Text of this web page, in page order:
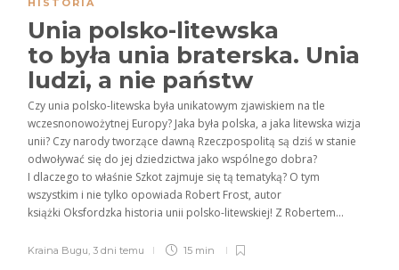
HISTORIA
Unia polsko-litewska
to była unia braterska. Unia
ludzi, a nie państw
Czy unia polsko-litewska była unikatowym zjawiskiem na tle
wczesnonowożytnej Europy? Jaka była polska, a jaka litewska wizja
unii? Czy narody tworzące dawną Rzeczpospolitą są dziś w stanie
odwoływać się do jej dziedzictwa jako wspólnego dobra?
I dlaczego to właśnie Szkot zajmuje się tą tematyką? O tym
wszystkim i nie tylko opowiada Robert Frost, autor
książki Oksfordzka historia unii polsko-litewskiej! Z Robertem...
Kraina Bugu, 3 dni temu 15 min